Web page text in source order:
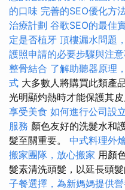
的口味 完善的SEO優化方
治療計劃 谷歌SEO的最佳
定是否植牙 頂樓漏水問題
護照申請的必要步驟與注
整骨結合 了解助聽器原理
式 大多數人將購買此類產
光明顯灼熱時才能保護其皮
享受美食 如何進行公司設
服務 顏色友好的洗髮水和
髮至關重要。 中式料理外
搬家團隊，放心搬家 用顏
髮素清洗頭髮，以延長頭
子餐選擇，為新媽媽提供